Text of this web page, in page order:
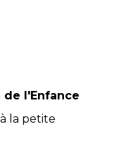
de l'Enfance
la petite